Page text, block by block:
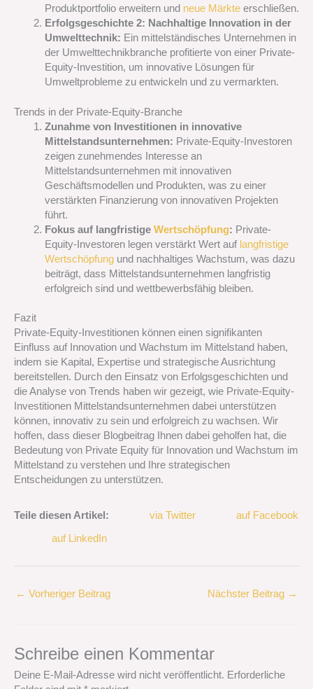
Produktportfolio erweitern und neue Märkteerschließen.
Erfolgsgeschichte 2: Nachhaltige Innovation in der
Umwelttechnik: Ein mittelständisches Unternehmen in
der Umwelttechnikbranche profitierte von einer Private-
Equity-Investition, um innovative Lösungen für
Umweltprobleme zu entwickeln und zu vermarkten.
Trends in der Private-Equity-Branche
Zunahme von Investitionen in innovative
Mittelstandsunternehmen: Private-Equity-Investoren
zeigen zunehmendes Interesse an
Mittelstandsunternehmen mit innovativen
Geschäftsmodellen und Produkten, was zu einer
verstärkten Finanzierung von innovativen Projekten
führt.
Fokus auf langfristige Wertschöpfung: Private-
Equity-Investoren legen verstärkt Wert auf langfristige
Wertschöpfungund nachhaltiges Wachstum, was dazu
beiträgt, dass Mittelstandsunternehmen langfristig
erfolgreich sind und wettbewerbsfähig bleiben.
Fazit
Private-Equity-Investitionen können einen signifikanten
Einfluss auf Innovation und Wachstum im Mittelstand haben,
indem sie Kapital, Expertise und strategische Ausrichtung
bereitstellen. Durch den Einsatz von Erfolgsgeschichten und
die Analyse von Trends haben wir gezeigt, wie Private-Equity-
Investitionen Mittelstandsunternehmen dabei unterstützen
können, innovativ zu sein und erfolgreich zu wachsen. Wir
hoffen, dass dieser Blogbeitrag Ihnen dabei geholfen hat, die
Bedeutung von Private Equity für Innovation und Wachstum im
Mittelstand zu verstehen und Ihre strategischen
Entscheidungen zu unterstützen.
Teile diesen Artikel: via Twitter auf Facebook
auf LinkedIn
← Vorheriger Beitrag Nächster Beitrag →
Schreibe einen Kommentar
Deine E-Mail-Adresse wird nicht veröffentlicht. Erforderliche